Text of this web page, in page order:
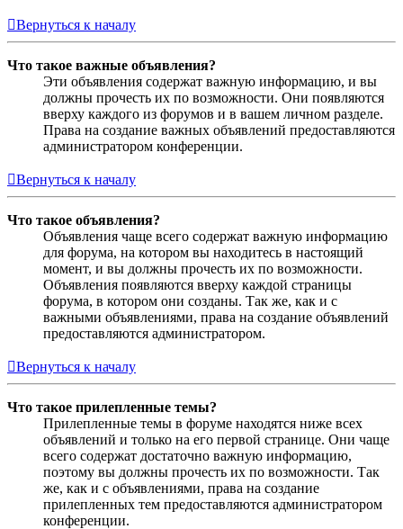
Вернуться к началу
Что такое важные объявления?
Эти объявления содержат важную информацию, и вы
должны прочесть их по возможности. Они появляются
вверху каждого из форумов и в вашем личном разделе.
Права на создание важных объявлений предоставляются
администратором конференции.
Вернуться к началу
Что такое объявления?
Объявления чаще всего содержат важную информацию
для форума, на котором вы находитесь в настоящий
момент, и вы должны прочесть их по возможности.
Объявления появляются вверху каждой страницы
форума, в котором они созданы. Так же, как и с
важными объявлениями, права на создание объявлений
предоставляются администратором.
Вернуться к началу
Что такое прилепленные темы?
Прилепленные темы в форуме находятся ниже всех
объявлений и только на его первой странице. Они чаще
всего содержат достаточно важную информацию,
поэтому вы должны прочесть их по возможности. Так
же, как и с объявлениями, права на создание
прилепленных тем предоставляются администратором
конференции.